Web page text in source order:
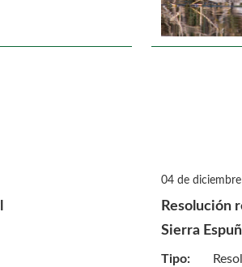
04 de
Resolución
Sierra
Tipo: